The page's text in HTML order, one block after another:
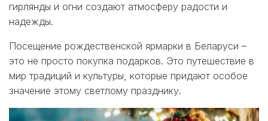
гирлянды и огни создают атмосферу радости и
надежды.
Посещение рождественской ярмарки в Беларуси –
это не просто покупка подарков. Это путешествие в
мир традиций и культуры, которые придают особое
значение этому светлому празднику.